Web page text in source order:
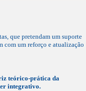
que pretendam um suporte
com um reforço e atualização
teórico-prática da
integrativo.